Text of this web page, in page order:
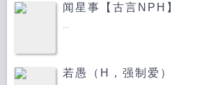
闻星事【古言NPH】
...
若愚（H，强制爱）